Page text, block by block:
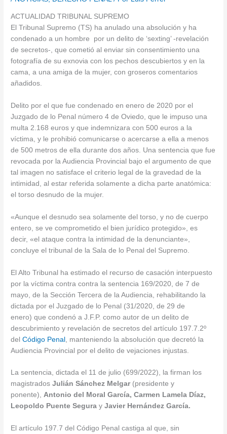
ACTUALIDAD TRIBUNAL SUPREMO
El Tribunal Supremo (TS) ha anulado una absolución y ha
condenado a un hombre por un delito de ‘sexting’ -revelación
de secretos-, que cometió al enviar sin consentimiento una
fotografía de su exnovia con los pechos descubiertos y en la
cama, a una amiga de la mujer, con groseros comentarios
añadidos.
Delito por el que fue condenado en enero de 2020 por el
Juzgado de lo Penal número 4 de Oviedo, que le impuso una
multa 2.168 euros y que indemnizara con 500 euros a la
víctima, y le prohibió comunicarse o acercarse a ella a menos
de 500 metros de ella durante dos años. Una sentencia que fue
revocada por la Audiencia Provincial bajo el argumento de que
tal imagen no satisface el criterio legal de la gravedad de la
intimidad, al estar referida solamente a dicha parte anatómica:
el torso desnudo de la mujer.
«Aunque el desnudo sea solamente del torso, y no de cuerpo
entero, se ve comprometido el bien jurídico protegido», es
decir, «el ataque contra la intimidad de la denunciante»,
concluye el tribunal de la Sala de lo Penal del Supremo.
El Alto Tribunal ha estimado el recurso de casación interpuesto
por la víctima contra contra la sentencia 169/2020, de 7 de
mayo, de la Sección Tercera de la Audiencia, rehabilitando la
dictada por el Juzgado de lo Penal (31/2020, de 29 de
enero) que condenó a J.F.P. como autor de un delito de
descubrimiento y revelación de secretos del artículo 197.7.2º
delCódigo Penal , manteniendo la absolución que decretó la
Audiencia Provincial por el delito de vejaciones injustas.
La sentencia, dictada el 11 de julio (699/2022), la firman los
magistradosJulián Sánchez Melgar(presidente y
ponente),Antonio del Moral García, Carmen Lamela Díaz,
Leopoldo Puente SegurayJavier Hernández García.
El artículo 197.7 del Código Penal castiga al que, sin